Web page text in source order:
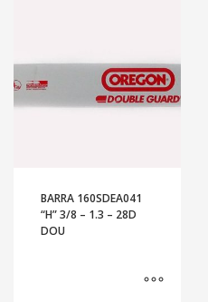
BARRA 160SDEA041
“H” 3/8 – 1.3 – 28D
DOU